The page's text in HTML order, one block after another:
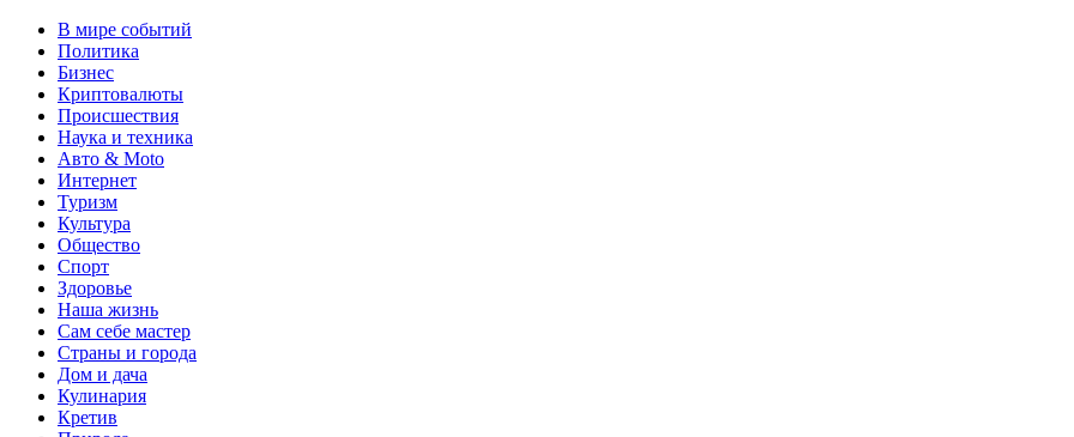
В мире событий
Политика
Бизнес
Криптовалюты
Происшествия
Наука и техника
Авто & Moto
Интернет
Туризм
Культура
Общество
Спорт
Здоровье
Наша жизнь
Сам себе мастер
Страны и города
Дом и дача
Кулинария
Кретив